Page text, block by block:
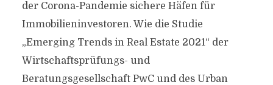
der Corona-Pandemie sichere Häfen für
Immobilieninvestoren. Wie die Studie
„Emerging Trends in Real Estate 2021“ der
Wirtschaftsprüfungs- und
Beratungsgesellschaft PwC und des Urban